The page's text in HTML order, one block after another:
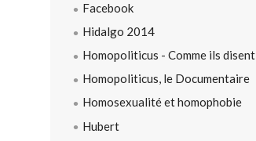
Facebook
Hidalgo 2014
Homopoliticus - Comme ils disent
Homopoliticus, le Documentaire
Homosexualité et homophobie
Hubert